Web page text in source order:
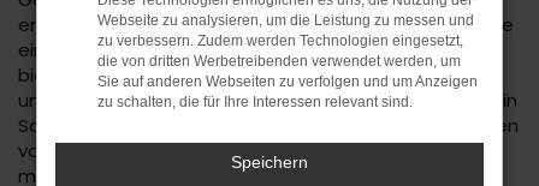
entscheiden oder einen Neuwagen wählen erhalten Sie
ein rundum tadelloses Modell. Wir vom Autohaus Daub
bieten Ihnen den Kia Stonic zu einem exzellenten Preis
und ermöglichen zudem immer wieder das Einsteigen in
Sondermodelle. Wenn Sie Ihre Mobilität auf den Straßen
von Nagold und Umgebung auf ein neues Level heben
möchten, ist der Kia Stonic bestens geeignet.
Webseite zu analysieren, um die Leistung zu messen und
zu verbessern. Zudem werden Technologien eingesetzt,
die von dritten Werbetreibenden verwendet werden, um
Sie auf anderen Webseiten zu verfolgen und um Anzeigen
zu schalten, die für Ihre Interessen relevant sind.
Speichern